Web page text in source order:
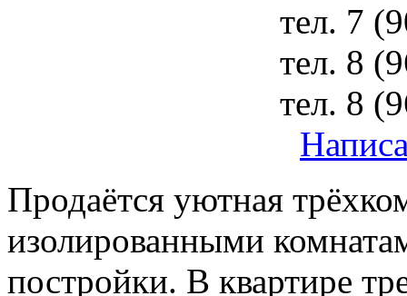
тел. 7
тел. 8
тел. 8
Продаётся уютная
изолированными
постройки. В квартире